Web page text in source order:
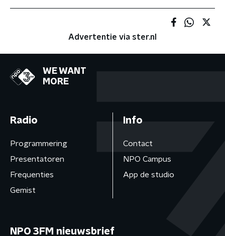
Advertentie via ster.nl
WE WANT
MORE
Radio
Programmering
Presentatoren
Frequenties
Gemist
Info
Contact
NPO Campus
App de studio
NPO 3FM nieuwsbrief